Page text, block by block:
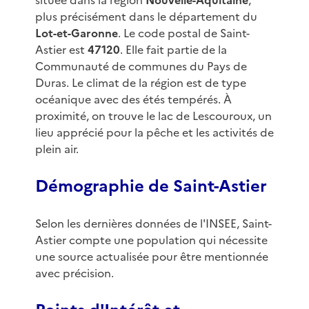
plus précisément dans le département du
Lot-et-Garonne. Le code postal de Saint-
Astier est 47120. Elle fait partie de la
Communauté de communes du Pays de
Duras. Le climat de la région est de type
océanique avec des étés tempérés. À
proximité, on trouve le lac de Lescouroux, un
lieu apprécié pour la pêche et les activités de
plein air.
Démographie de Saint-Astier
Selon les dernières données de l'INSEE, Saint-
Astier compte une population qui nécessite
une source actualisée pour être mentionnée
avec précision.